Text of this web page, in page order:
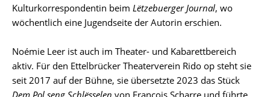
Kulturkorrespondentin beim Lëtzebuerger Journal, wo
wöchentlich eine Jugendseite der Autorin erschien.
Noémie Leer ist auch im Theater- und Kabarettbereich
aktiv. Für den Ettelbrücker Theaterverein Rido op steht sie
seit 2017 auf der Bühne, sie übersetzte 2023 das Stück
Dem Pol seng Schlësselen von François Scharre und führte